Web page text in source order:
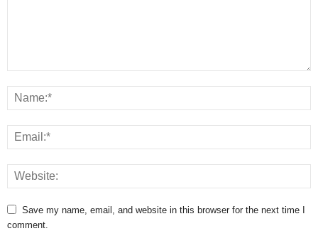
Save my name, email, and website in this browser for the next time I
comment.